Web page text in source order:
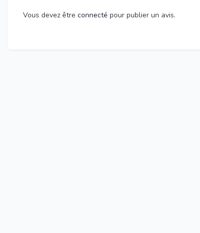
Vous devez être connecté pour publier un avis.